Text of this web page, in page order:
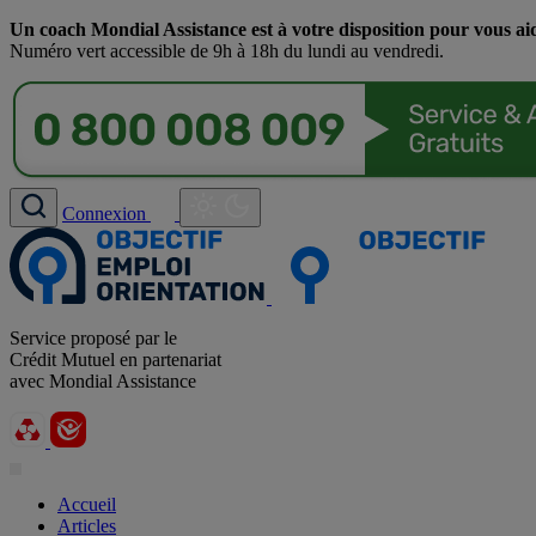
Un coach Mondial Assistance est à votre disposition pour vous
Numéro vert accessible de 9h à 18h du lundi au vendredi.
Connexion
Service proposé par le
Crédit Mutuel en partenariat
avec Mondial Assistance
Accueil
Articles